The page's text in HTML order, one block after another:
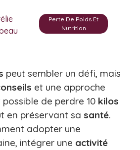
Perte De Poids Et
Nutrition
peut sembler un défi, mais
et une approche
de perdre 10 kilos
en préservant sa santé.
adopter une
intégrer une activité